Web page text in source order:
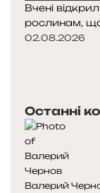
Вчені
рослинам,
02.08.2026
р
е
д
н
я
с
т
у
п
н
а
с
Останні
Валерий